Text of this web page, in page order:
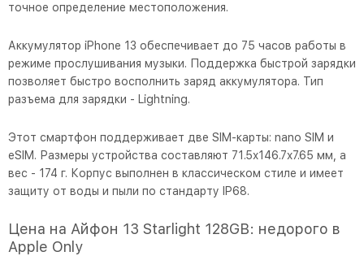
точное определение местоположения.
Аккумулятор iPhone 13 обеспечивает до 75 часов работы в
режиме прослушивания музыки. Поддержка быстрой зарядки
позволяет быстро восполнить заряд аккумулятора. Тип
разъема для зарядки - Lightning.
Этот смартфон поддерживает две SIM-карты: nano SIM и
eSIM. Размеры устройства составляют 71.5x146.7x7.65 мм, а
вес - 174 г. Корпус выполнен в классическом стиле и имеет
защиту от воды и пыли по стандарту IP68.
Цена на Айфон 13 Starlight 128GB: недорого в
Apple Only